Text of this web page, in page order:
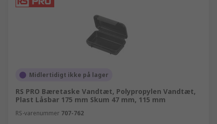
Midlertidigt ikke på lager
RS PRO Bæretaske Vandtæt, Polypropylen Vandtæt,
Plast Låsbar 175 mm Skum 47 mm, 115 mm
RS-varenummer 707-762